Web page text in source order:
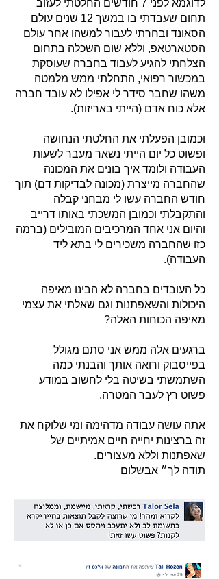
לדוגמא לפני 7 חודשים החלטתי לעזוב
תחום שעבדתי בו במשך 12 שנים עולם
הסאונד ובחרתי לעבור למשהו אחר עולם
הסטארטאפ, וללא שום השכלה בתחום
הצלחתי להגיע לעבוד בחברה שעוסקת
במכשור רפואי, התחלתי ממש מלמטה
משהו שחבר סידר לי אפילו לא עובד חברה
אלא כוח אדם (הייתי באריזות).
וכמובן הפעלתי את החלטתי הנחושה
ופשוט כל יום הייתי נשאר מעבר לשעות
העבודה ולומד איך בונים את המכונה
שהחברה מייצרת (מכונה לבדיקות דם) תוך
חודש החברה עשו לי מבחני קבלה
והתקבלתי וכמובן המשכתי באותו דרייב
והיום אני אחד המרכיבים המובילים (ברמה
כזו שהחברה משכירים לי בתא ליד
העבודה).
כל העובדים בחברה לא הבינו מאיפה
היכולות והשאפתנות וגם שאלתי את עצמי
מאיפה הכוחות האלה?
ברגעים אלה ממש אני סתם מגולל
בפייסבוק ורואה אותך והבנתי כמה
השתמשתי בשיטה בלי לחשוב במודע
פשוט רץ לעבר המטרה.
אתה עושה עבודה מדהימה ומי שלוקח את
זה ברצינות יחייה חיים אמיתיים של
שאפתנות וללא מעצורים.
תודה לך״ אבשלום